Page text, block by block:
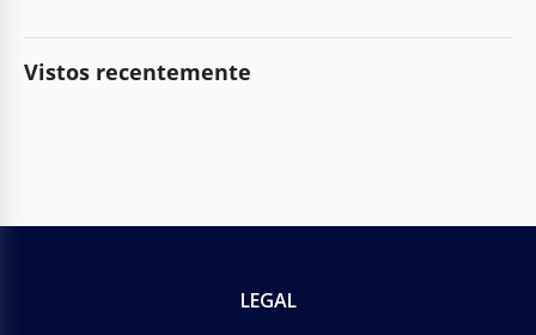
Vistos recentemente
LEGAL